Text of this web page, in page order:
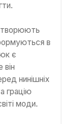
в
є
нинішніх
грацію
моди.